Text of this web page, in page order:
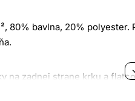
80% bavlna, 20%
na zadnej strane krku a